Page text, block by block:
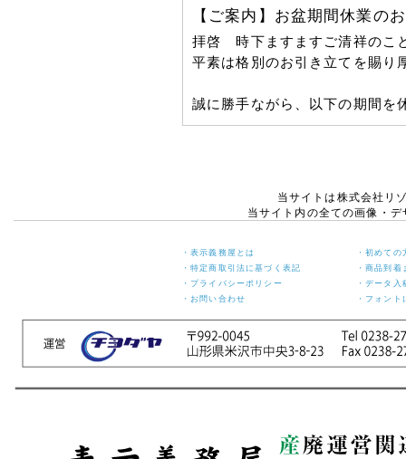
【ご案内】お盆期間休業の
拝啓 時下ますますご清祥のこ
平素は格別のお引き立てを賜り
誠に勝手ながら、以下の期間を
【お盆期間前発送、最終注文受
※お支払手続きも同日中にお願
休業期間中にお問い合わせいた
ご迷惑をお掛けいたしますが、
2026年04月21日
当サイトは株式会社リ
当サイト内の全ての画像・
・表示義務屋とは
・初めての
・特定商取引法に基づく表記
・商品到
・プライバシーポリシー
・データ
・お問い合わせ
・フォント